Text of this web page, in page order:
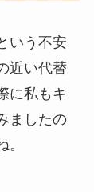
いう不安
近い代替
に私もキ
ましたの